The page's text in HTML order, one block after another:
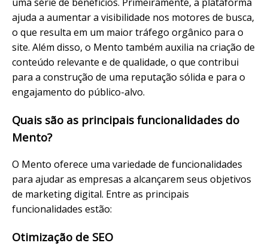
uma série de benefícios. Primeiramente, a plataforma
ajuda a aumentar a visibilidade nos motores de busca,
o que resulta em um maior tráfego orgânico para o
site. Além disso, o Mento também auxilia na criação de
conteúdo relevante e de qualidade, o que contribui
para a construção de uma reputação sólida e para o
engajamento do público-alvo.
Quais são as principais funcionalidades do
Mento?
O Mento oferece uma variedade de funcionalidades
para ajudar as empresas a alcançarem seus objetivos
de marketing digital. Entre as principais
funcionalidades estão:
Otimização de SEO